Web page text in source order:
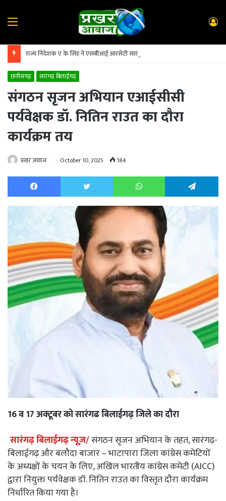
Menu
राज्य निदेशक ए के सिंह ने एसबीआई आरसेटी सारंगढ़ का किया निरीक्षण
छत्तीसगढ़ सारंगढ़ बिलाईगढ़
संगठन सृजन अभियान एआईसीसी
पर्यवेक्षक डॉ. नितिन राउत का दौरा
कार्यक्रम तय
प्रखर आवाज October 10, 2025 184
Facebook Twitter WhatsApp
16 व 17 अक्टूबर को सारंगढ बिलाईगढ़ जिले का दौरा
सारंगढ़ बिलाईगढ़ न्यूज़/संगठन सृजन अभियान के तहत, सारंगढ़-
बिलाईगढ़ और बलौदा बाजार – भाटापारा जिला कांग्रेस कमेटियों
के अध्यक्षों के चयन के लिए, अखिल भारतीय कांग्रेस कमेटी (AICC)
द्वारा नियुक्त पर्यवेक्षक डॉ. नितिन राउत का विस्तृत दौरा कार्यक्रम
निर्धारित किया गया है।